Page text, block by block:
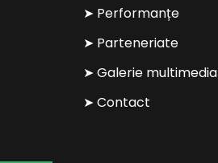
➤ Performanțe
➤ Parteneriate
➤ Galerie multimedia
➤ Contact